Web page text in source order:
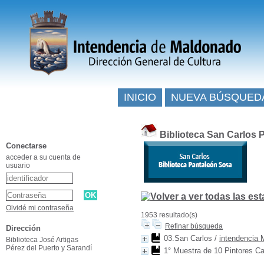
Biblioteca San Carlos
1953 resultado(s)
Refinar búsqueda
03.San Carlos / intendencia
1° Muestra de 10 Pintores
INICIO NUEVA
Conectarse
acceder a su cuenta de
usuario
Olvidé mi contraseña
Dirección
Biblioteca José Artigas
Pérez del Puerto y Sarandí